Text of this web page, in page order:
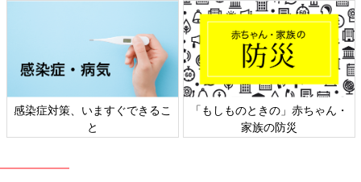
感染症対策、いますぐできるこ
と
「もしものときの」赤ちゃん・
家族の防災